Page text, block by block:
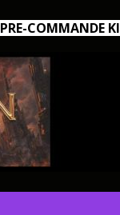
PRE-COMMANDE